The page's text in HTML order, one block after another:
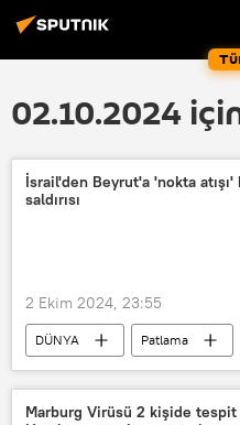
02.10.2024
İsrail'den Beyrut'a 'nokta atışı'
saldırısı
2 Ekim 2024, 23:55
DÜNYA Patlama
İsrail
İsrail-Filistin
Marburg Virüsü 2 kişide